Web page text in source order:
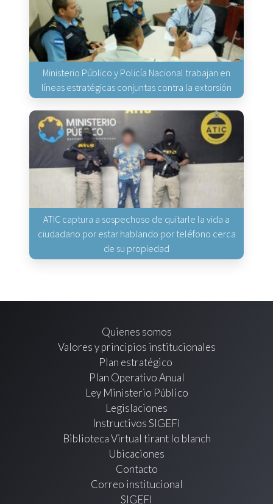
Ministerio Público y Policía Nacional trabajan en
líneas estratégicas conjuntas contra la extorsión
ATIC captura a sospechoso de quitarle la vida a
ciudadano por estar hablando por teléfono cerca
de su propiedad
Quienes somos
Valores y principios institucionales
Plan estratégico
Plan Operativo Anual
Ley Ministerio Público
Legislaciones
Instructivos SIGEFI
Biblioteca Virtual tirant lo blanch
Ubicaciones
Contacto
Correo institucional
SIGEFI